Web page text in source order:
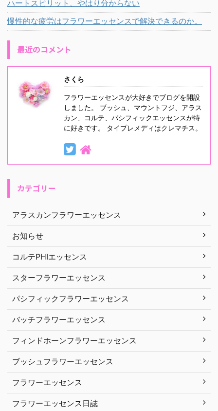
ハートスピリット、やはり分からない
慢性的な疲労はフラワーエッセンスで解決できるのか。
最近のコメント
さくら
フラワーエッセンスが大好きでブログを開設
しました。 ブッシュ、マウントフジ、アラス
カン、コルテ、パシフィックエッセンスが特
に好きです。 タイプレメディはクレマチス。
カテゴリー
アラスカンフラワーエッセンス
お知らせ
コルテPHIエッセンス
スターフラワーエッセンス
パシフィックフラワーエッセンス
バッチフラワーエッセンス
フィンドホーンフラワーエッセンス
ブッシュフラワーエッセンス
フラワーエッセンス
フラワーエッセンス日誌